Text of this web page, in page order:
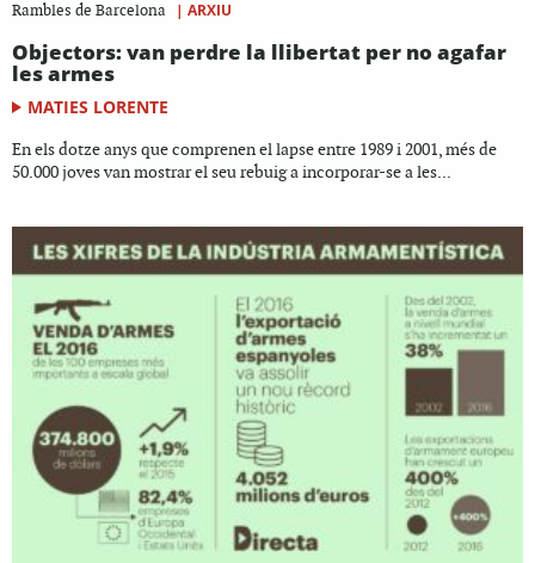
Rambles de Barcelona
| ARXIU
Objectors: van perdre la llibertat per no agafar
les armes
MATIES LORENTE
En els dotze anys que comprenen el lapse entre 1989 i 2001, més de
50.000 joves van mostrar el seu rebuig a incorporar-se a les...